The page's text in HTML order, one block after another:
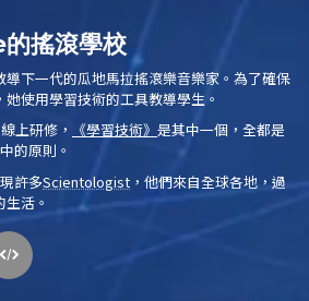
搖滾學校
下一代的瓜地馬拉搖滾樂音樂家。為了確保
使用學習技術的工具教導學生。
上研修， 《學習技術》 是其中一個，全都是
中的原則。
許多Scientologist ，他們來自全球各地，過
活。